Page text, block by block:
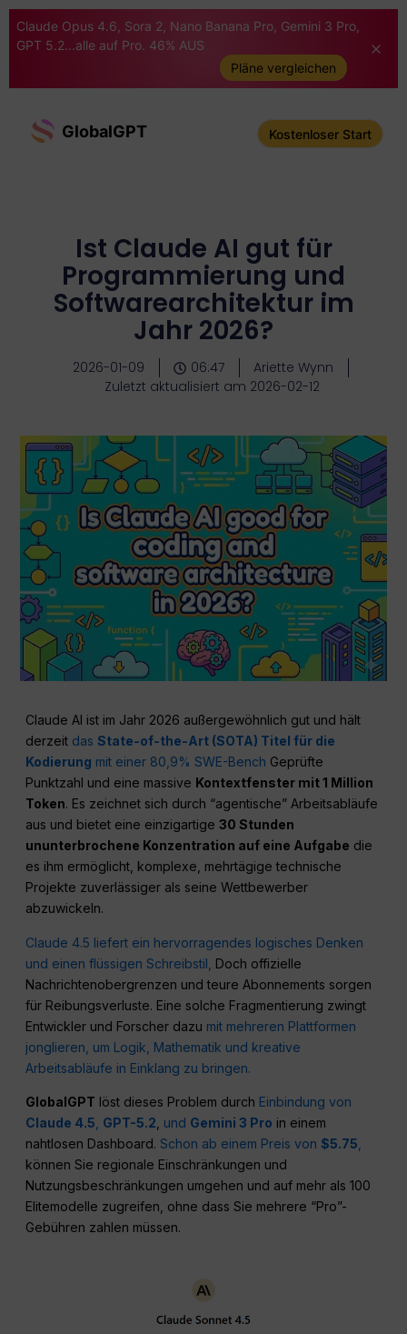
Claude Opus 4.6, Sora 2, Nano Banana Pro, Gemini 3 Pro,
GPT 5.2...alle auf Pro. 46% AUS
Pläne vergleichen
GlobalGPT Kostenloser Start
Ist Claude AI gut für
Programmierung und
Softwarearchitektur im
Jahr 2026?
2026-01-09 06:47
Ariette Wynn
Zuletzt aktualisiert am 2026-02-12
Claude AI ist im Jahr 2026 außergewöhnlich gut und hält
derzeit dasState-of-the-Art (SOTA) Titel für die
Kodierung mit einer 80,9% SWE-Bench Geprüfte
Punktzahl und eine massive Kontextfenster mit 1 Million
Token. Es zeichnet sich durch “agentische” Arbeitsabläufe
aus und bietet eine einzigartige30 Stunden
ununterbrochene Konzentration auf eine Aufgabe die
es ihm ermöglicht, komplexe, mehrtägige technische
Projekte zuverlässiger als seine Wettbewerber
abzuwickeln.
Claude 4.5 liefert ein hervorragendes logisches Denken
und einen flüssigen Schreibstil, Doch offizielle
Nachrichtenobergrenzen und teure Abonnements sorgen
für Reibungsverluste. Eine solche Fragmentierung zwingt
Entwickler und Forscher dazu mit mehreren Plattformen
jonglieren, um Logik, Mathematik und kreative
Arbeitsabläufe in Einklang zu bringen.
GlobalGPT löst dieses Problem durch Einbindung von
Claude 4.5 GPT-5.2 und Gemini 3 Pro in einem
nahtlosen Dashboard.Schon ab einem Preis von$5.75
können Sie regionale Einschränkungen und
Nutzungsbeschränkungen umgehen und auf mehr als 100
Elitemodelle zugreifen, ohne dass Sie mehrere “Pro”-
Gebühren zahlen müssen.